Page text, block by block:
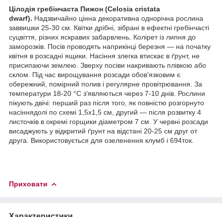
Цілодія гребінчаста Пижон (Celosia cristata
dwarf). Надзвичайно цінна декоративна однорічна рослина
заввишки 25-30 см. Квітки дрібні, зібрані в ефектні гребінчасті
суцвіття, різних яскравих забарвлень. Колірет із липня до
заморозків. Посів проводять наприкінці березня — на початку
квітня в розсадні ящики. Насіння злегка втискає в ґрунт, не
присипаючи землею. Зверху посіви накривають плівкою або
склом. Під час вирощування розсади обов'язковим є
обережний, помірний полив і регулярне провітрювання. За
температури 18-20 °C з'являються через 7-10 днів. Рослини
пікують двічі: перший раз після того, як повністю розгорнуто
насіннядолі по схемі 1,5x1,5 см, другий — після розвитку 4
листочків в окремі горщики діаметром 7 см. У червні розсади
висаджують у відкритий ґрунт на відстані 20-25 см друг от
друга. Використовується для озеленення клумб і 694ток.
Приховати